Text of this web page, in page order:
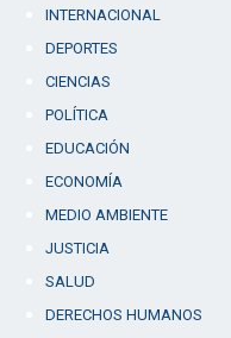
INTERNACIONAL
DEPORTES
CIENCIAS
POLÍTICA
EDUCACIÓN
ECONOMÍA
MEDIO AMBIENTE
JUSTICIA
SALUD
DERECHOS HUMANOS